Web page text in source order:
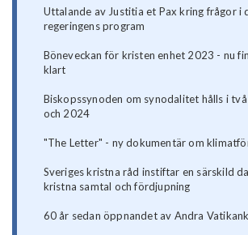
Uttalande av Justitia et Pax kring frågor i
regeringens program
Böneveckan för kristen enhet 2023 - nu
klart
Biskopssynoden om synodalitet hålls i
och 2024
"The Letter" - ny dokumentär om
Sveriges kristna råd instiftar en särskild
kristna samtal och fördjupning
60 år sedan öppnandet av Andra